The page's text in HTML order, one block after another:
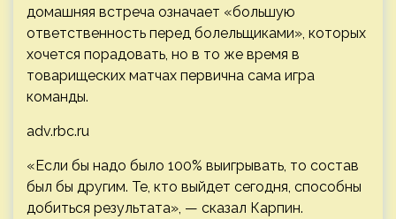
домашняя встреча означает «большую
ответственность перед болельщиками», которых
хочется порадовать, но в то же время в
товарищеских матчах первична сама игра
команды.
adv.rbc.ru
«Если бы надо было 100% выигрывать, то состав
был бы другим. Те, кто выйдет сегодня, способны
добиться результата», — сказал Карпин.